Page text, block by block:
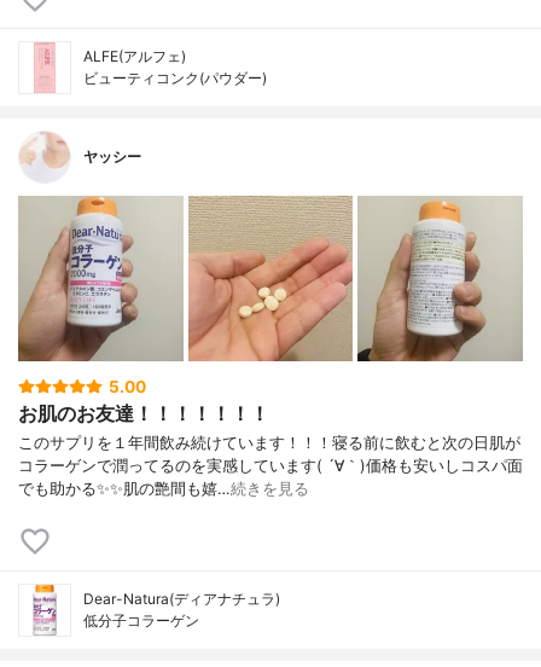
ALFE(アルフェ)
ビューティコンク(パウダー)
ヤッシー
5.00
お肌のお友達！！！！！！！
このサプリを１年間飲み続けています！！！寝る前に飲むと次の日肌が
コラーゲンで潤ってるのを実感しています( ´∀｀)価格も安いしコスパ面
でも助かる✨✨肌の艶間も嬉…続きを見る
Dear-Natura(ディアナチュラ)
低分子コラーゲン